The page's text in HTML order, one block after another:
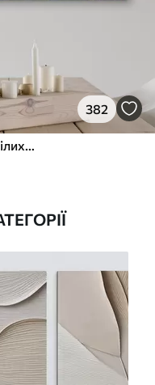
382
Букет великих пишних рожево-білих квітів півонії із зеленим листям на м’якому розмитому фоні